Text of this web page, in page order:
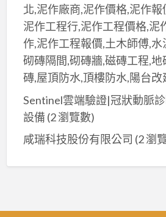
北,泥作廠商,泥作價格,泥作
泥作工程行,泥作工程價格,泥
作,泥作工程報價,土木師傅,水
砌磚隔間,砌磚牆,磁磚工程,
磚,屋頂防水,頂樓防水,陽台改
Sentinel雲端驗證|冠狀動脈
設備 (2 瀏覽數)
咸瑞科技股份有限公司 (2 瀏